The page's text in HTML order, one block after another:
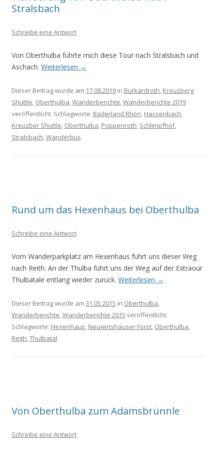
Stralsbach
Schreibe eine Antwort
Von Oberthulba führte mich diese Tour nach Stralsbach und
Aschach. Weiterlesen →
Dieser Beitrag wurde am 17.08.2019 in Burkardroth, Kreuzberg
Shuttle, Oberthulba,Wanderberichte,Wanderberichte 2019
veröffentlicht. Schlagworte: Bäderland Rhön, Hassenbach,
Kreuzber Shuttle, Oberthulba, Poppenroth, Schlimpfhof,
Stralsbach,Wanderbus.
Rund um das Hexenhaus bei Oberthulba
Schreibe eine Antwort
Vom Wanderparkplatz am Hexenhaus führt uns dieser Weg
nach Reith. An der Thulba führt uns der Weg auf der Extraour
Thulbatale entlang wieder zurück. Weiterlesen →
Dieser Beitrag wurde am 31.05.2015 in Oberthulba,
Wanderberichte,Wanderberichte 2015 veröffentlicht.
Schlagworte: Hexenhaus, Neuwirtshäuser Forst, Oberthulba,
Reith,Thulbatal.
Von Oberthulba zum Adamsbrünnle
Schreibe eine Antwort